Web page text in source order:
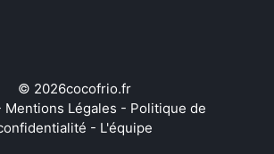
© 2026cocofrio.fr
Mentions Légales - Politique de
- L'équipe